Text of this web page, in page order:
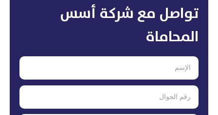
تواصل مع شركة أسس
المحاماة